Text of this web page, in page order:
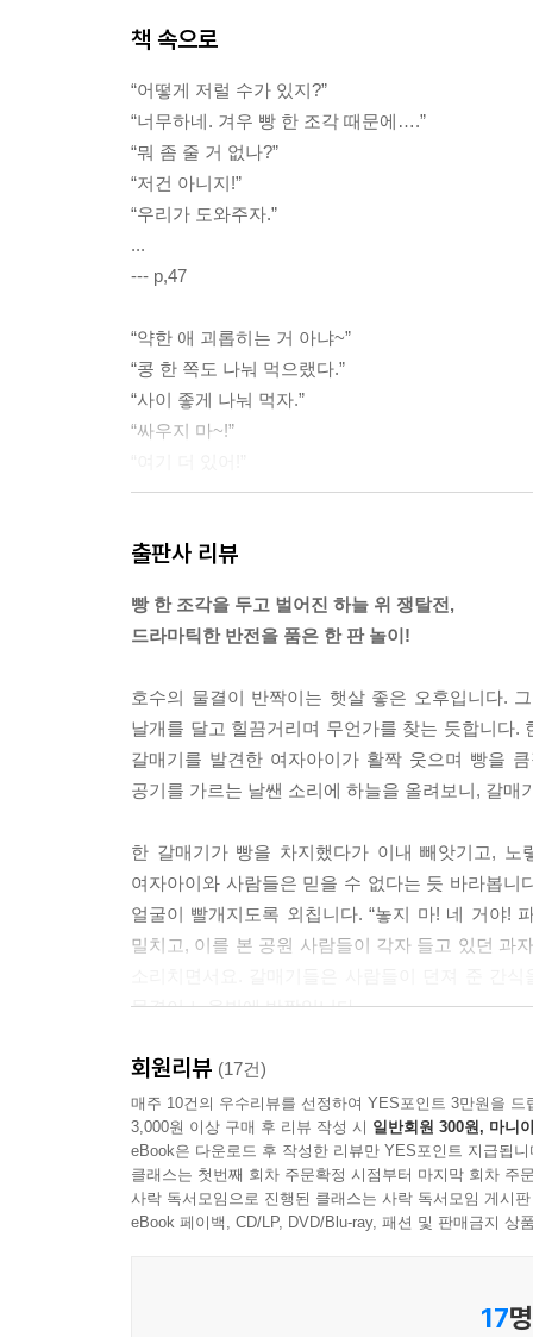
책 속으로
“어떻게 저럴 수가 있지?”
“너무하네. 겨우 빵 한 조각 때문에….”
“뭐 좀 줄 거 없나?”
“저건 아니지!”
“우리가 도와주자.”
...
--- p,47
“약한 애 괴롭히는 거 아냐~”
“콩 한 쪽도 나눠 먹으랬다.”
“사이 좋게 나눠 먹자.”
“싸우지 마~!”
...
--- p.62
“내일은 누구랑 놀까?”
“냠냠”
“다음에는 내가 주인공 할래!”
출판사 리뷰
빵 한 조각을 두고 벌어진 하늘 위 쟁탈전,
드라마틱한 반전을 품은 한 판 놀이!
호수의 물결이 반짝이는 햇살 좋은 오후입니다.
날개를 달고 힐끔거리며 무언가를 찾는 듯합니다
갈매기를 발견한 여자아이가 활짝 웃으며 빵을
공기를 가르는 날쌘 소리에 하늘을 올려보니, 갈
한 갈매기가 빵을 차지했다가 이내 빼앗기고,
여자아이와 사람들은 믿을 수 없다는 듯 바라봅
얼굴이 빨개지도록 외칩니다. “놓지 마! 네 거야!
밀치고, 이를 본 공원 사람들이 각자 들고 있던 과
물결이 노을빛에 반짝입니다.
조금 뒤, 호수 가운데 있는 은신처로 갈매기들이
오늘의 연극도 이렇게 성공입니다!
이처럼 《갈매기전》은 호수를 무대로 갈매기
감쪽같이 속이고 맙니다. 이제, 인간의 생각을 가
《갈매기전》에는 빵 한 조각을 두고 날아오른
회원리뷰 (17건)
매주 10건의 우수리뷰를 선정하여 YES포인트 3만원을 드
3,000원 이상 구매 후 리뷰 작성 시 일반회원 300원, 마니
eBook은 다운로드 후 작성한 리뷰만 YES포인트 지급됩니
클래스는 첫번째 회차 주문확정 시점부터 마지막 회차 주
사락 독서모임으로 진행된 클래스는 사락 독서모임 게시
eBook 페이백, CD/LP, DVD/Blu-ray, 패션 및 판매금지 상
17